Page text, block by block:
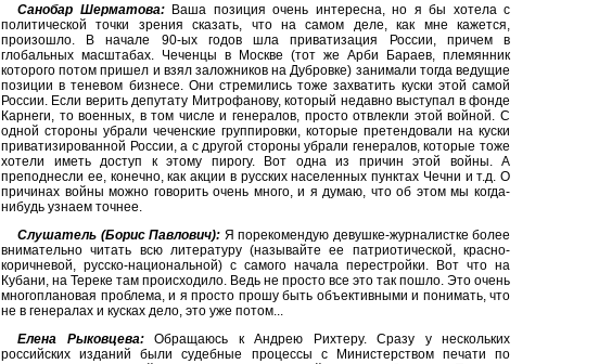
Санобар Шерматова:Ваша позиция очень интересна, но я бы хотела с
политической точки зрения сказать, что на самом деле, как мне кажется,
произошло. В начале 90-ых годов шла приватизация России, причем в
глобальных масштабах. Чеченцы в Москве (тот же Арби Бараев, племянник
которого потом пришел и взял заложников на Дубровке) занимали тогда ведущие
позиции в теневом бизнесе. Они стремились тоже захватить куски этой самой
России. Если верить депутату Митрофанову, который недавно выступал в фонде
Карнеги, то военных, в том числе и генералов, просто отвлекли этой войной. С
одной стороны убрали чеченские группировки, которые претендовали на куски
приватизированной России, а с другой стороны убрали генералов, которые тоже
хотели иметь доступ к этому пирогу. Вот одна из причин этой войны. А
преподнесли ее, конечно, как акции в русских населенных пунктах Чечни и т.д. О
причинах войны можно говорить очень много, и я думаю, что об этом мы когда-
нибудь узнаем точнее.
Слушатель (Борис Павлович): Я порекомендую девушке-журналистке более
внимательно читать всю литературу (называйте ее патриотической, красно-
коричневой, русско-национальной) с самого начала перестройки. Вот что на
Кубани, на Тереке там происходило. Ведь не просто все это так пошло. Это очень
многоплановая проблема, и я просто прошу быть объективными и понимать, что
не в генералах и кусках дело, это уже потом...
Елена Рыковцева:Обращаюсь к Андрею Рихтеру. Сразу у нескольких
российских изданий были судебные процессы с Министерством печати по